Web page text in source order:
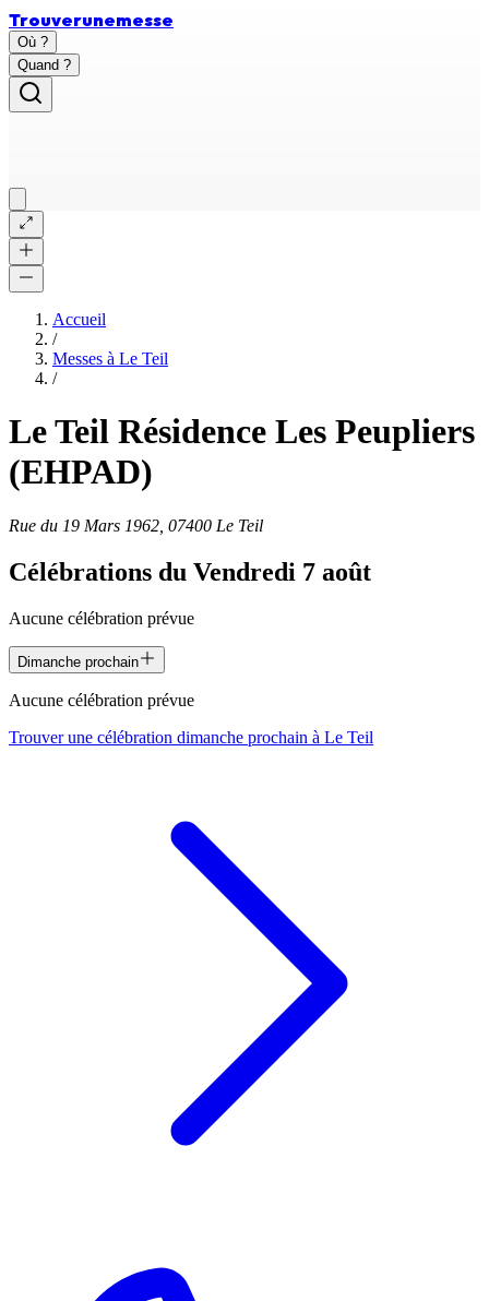
Trouverunemesse
Où ?
Quand ?
Accueil
/
Messes à Le Teil
/
Le Teil Résidence Les Peupliers
(EHPAD)
Rue du 19 Mars 1962, 07400 Le Teil
Célébrations du Vendredi 7 août
Aucune célébration prévue
Dimanche prochain
Aucune célébration prévue
Trouver une célébration dimanche prochain à Le Teil